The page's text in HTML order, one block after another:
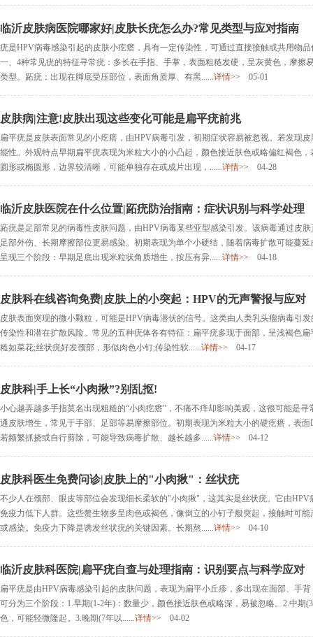
临沂皮肤病医院哪家好|皮肤长疣怎么办?常见类型与应对指南
疣是HPV病毒感染引起的皮肤小疙瘩，具有一定传染性，可通过直接接触或共用物
一、4种常见疣的特征寻常疣：多长在手指、手掌，表面粗糙发硬，呈灰黄色，摩擦
类型。跖疣：出现在脚底受压部位，表面角质厚、有黑......详情>> 05-01
皮肤病|注意!皮肤出现这些变化可能是扁平疣前兆
扁平疣是皮肤表面常见的小疙瘩，由HPV病毒引发，初期症状容易被忽视。若发现
能性。外观特点早期扁平疣表现为米粒大小的小凸起，颜色接近肤色或略偏红褐色
圆形或椭圆形，边界较清晰，可能单独存在或成片出现，......详情>> 04-28
临沂皮肤医院在什么位置|跖疣防治指南：症状识别与科学处理
跖疣是足部常见的病毒性皮肤问题，由HPV病毒某些亚型感染引发。该病毒通过皮
足部外伤、长期摩擦部位更易感染。初期表现为单个小硬结，随着病毒扩散可能蔓
呈现三个阶段：早期足底出现米粒状角质增生，按压有异......详情>> 04-18
皮肤科在线咨询免费|皮肤上的小突起：HPV的无声警报与应对
皮肤表面突现的微小颗粒，可能是HPV病毒潜伏的信号。这类由人类乳头瘤病毒引
传染性和潜在扩散风险。常见的五种疣体各有特征：扁平疣多现于面部，呈浅褐色
糙如菜花;丝状疣好发颈部，形似肉色小钉;传染性软......详情>> 04-17
皮肤科|手上长“小肉揪”?别乱抠!
小心越弄越多手指莫名出现粗糙的“小肉疙瘩”，不痛不痒却影响美观，这很可能是
通皮肤增生，常见于手部、足部等易摩擦部位。初期表现为米粒大小的硬疙瘩，表
若频繁抓挠或自行剪除，可能导致病毒扩散、越长越多......详情>> 04-12
皮肤科医生免费问诊|皮肤上的"小肉揪"：丝状疣
不少人在颈部、眼皮等部位会发现细长柔软的"小肉揪"，这其实是丝状疣。它由
免疫力低下人群。这些赘生物多呈肉色或褐色，像倒立的小钉子般突起，接触时可
或感染。免疫力下降是诱发丝状疣的关键因素。长期熬......详情>> 04-10
临沂皮肤科医院|扁平疣自查与处理指南：识别要点与科学应对
扁平疣是由HPV病毒感染引起的皮肤问题，表现为扁平小丘疹，多出现在面部、手
可分为三个阶段：1.早期(1-2年)：数量少，颜色接近肤色或略深，易被忽略。2.中期
色，可能轻微隆起。3.晚期(7年以......详情>> 04-02